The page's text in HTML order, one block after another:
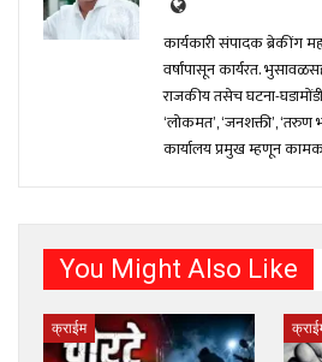
कार्यकारी संपादक ब्रेकींग
वर्षांपासून कार्यरत.
राजकीय तसेच घटना-
‘लोकमत’, ‘जनशक्ती’, ‘तरुण
कार्यालय प्रमुख म्हणून
You Might Also Like
क्राईम